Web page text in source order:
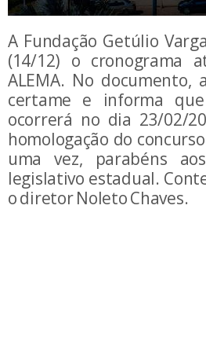
A Fundação Getúlio
(14/12) o cronograma
ALEMA. No
certame e informa
ocorrerá no dia 23/02/
homologação do
uma vez, parabéns
legislativo estadual.
o diretor Noleto Chaves.